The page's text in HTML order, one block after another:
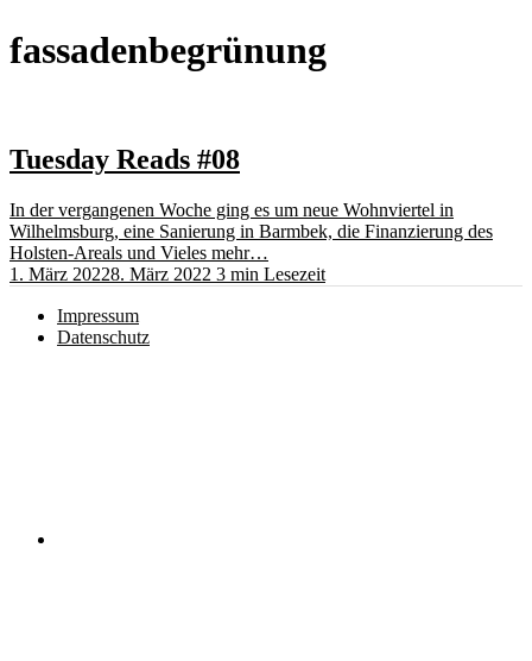
fassadenbegrünung
Tuesday Reads #08
In der vergangenen Woche ging es um neue Wohnviertel in
Wilhelmsburg, eine Sanierung in Barmbek, die Finanzierung des
Holsten-Areals und Vieles mehr…
1. März 20228. März 2022 3 min Lesezeit
Impressum
Datenschutz